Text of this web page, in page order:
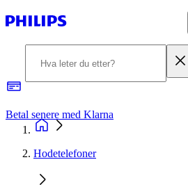
Betal senere med Klarna
Hodetelefoner